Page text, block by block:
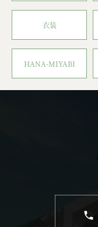
衣装
HANA-MIYABI